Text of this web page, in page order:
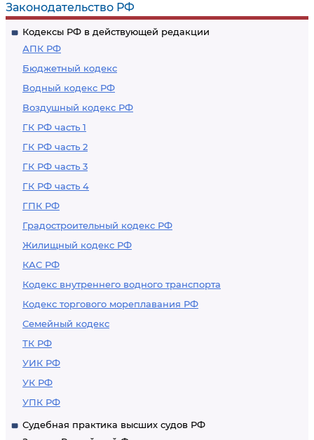
Законодательство РФ
Кодексы РФ в действующей редакции
АПК РФ
Бюджетный кодекс
Водный кодекс РФ
Воздушный кодекс РФ
ГК РФ часть 1
ГК РФ часть 2
ГК РФ часть 3
ГК РФ часть 4
ГПК РФ
Градостроительный кодекс РФ
Жилищный кодекс РФ
КАС РФ
Кодекс внутреннего водного транспорта
Кодекс торгового мореплавания РФ
Семейный кодекс
ТК РФ
УИК РФ
УК РФ
УПК РФ
Судебная практика высших судов РФ